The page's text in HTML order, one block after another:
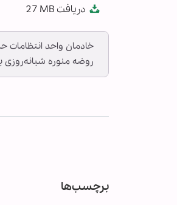
fullscreenدریافت 27 MB
خادمان واحد
روضه منوره شبانه‌روزی
برچسب‌ها